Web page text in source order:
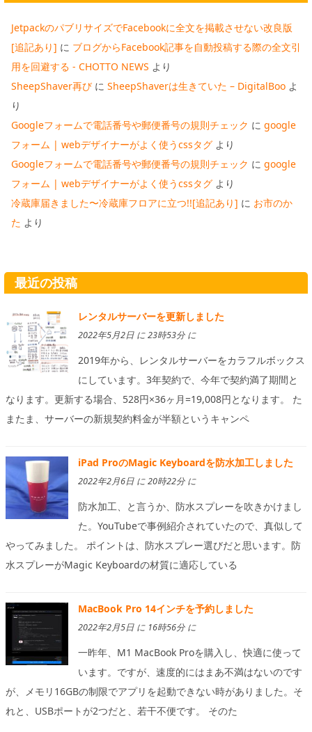
JetpackのパブリサイズでFacebookに全文を掲載させない改良版
[追記あり] に ブログからFacebook記事を自動投稿する際の全文引
用を回避する - CHOTTO NEWS より
SheepShaver再び に SheepShaverは生きていた – DigitalBoo よ
り
Googleフォームで電話番号や郵便番号の規則チェック に google
フォーム | webデザイナーがよく使うcssタグ より
Googleフォームで電話番号や郵便番号の規則チェック に google
フォーム | webデザイナーがよく使うcssタグ より
冷蔵庫届きました〜冷蔵庫フロアに立つ!![追記あり] に お市のか
た より
最近の投稿
レンタルサーバーを更新しました
2022年5月2日 に 23時53分 に
2019年から、レンタルサーバーをカラフルボックス
にしています。3年契約で、今年で契約満了期間と
なります。更新する場合、528円×36ヶ月=19,008円となります。 た
またま、サーバーの新規契約料金が半額というキャンペ
iPad ProのMagic Keyboardを防水加工しました
2022年2月6日 に 20時22分 に
防水加工、と言うか、防水スプレーを吹きかけまし
た。YouTubeで事例紹介されていたので、真似して
やってみました。 ポイントは、防水スプレー選びだと思います。防
水スプレーがMagic Keyboardの材質に適応している
MacBook Pro 14インチを予約しました
2022年2月5日 に 16時56分 に
一昨年、M1 MacBook Proを購入し、快適に使って
います。ですが、速度的にはまあ不満はないのです
が、メモリ16GBの制限でアプリを起動できない時がありました。そ
れと、USBポートが2つだと、若干不便です。 そのた